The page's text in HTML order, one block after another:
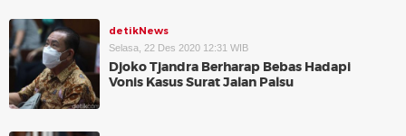
detikNews
Selasa, 22 Des 2020 12:31 WIB
Djoko Tjandra Berharap Bebas Hadapi
Vonis Kasus Surat Jalan Palsu